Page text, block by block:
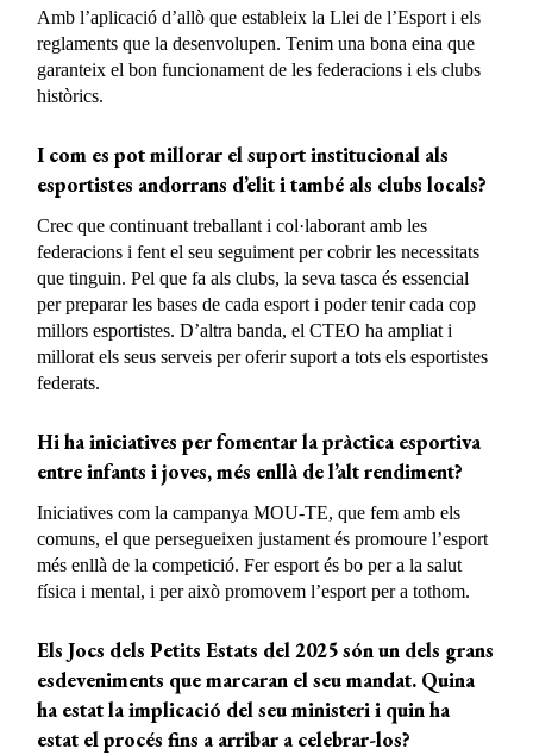
Amb l’aplicació d’allò que estableix la Llei de l’Esport i els
reglaments que la desenvolupen. Tenim una bona eina que
garanteix el bon funcionament de les federacions i els clubs
històrics.
I com es pot millorar el suport institucional als
esportistes andorrans d’elit i també als clubs locals?
Crec que continuant treballant i col·laborant amb les
federacions i fent el seu seguiment per cobrir les necessitats
que tinguin. Pel que fa als clubs, la seva tasca és essencial
per preparar les bases de cada esport i poder tenir cada cop
millors esportistes. D’altra banda, el CTEO ha ampliat i
millorat els seus serveis per oferir suport a tots els esportistes
federats.
Hi ha iniciatives per fomentar la pràctica esportiva
entre infants i joves, més enllà de l’alt rendiment?
Iniciatives com la campanya MOU-TE, que fem amb els
comuns, el que persegueixen justament és promoure l’esport
més enllà de la competició. Fer esport és bo per a la salut
física i mental, i per això promovem l’esport per a tothom.
Els Jocs dels Petits Estats del 2025 són un dels grans
esdeveniments que marcaran el seu mandat. Quina
ha estat la implicació del seu ministeri i quin ha
estat el procés fins a arribar a celebrar-los?